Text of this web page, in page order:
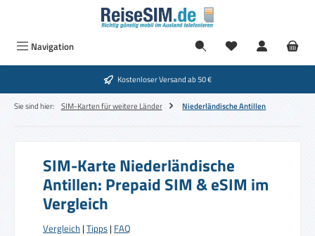
Zum Hauptinhalt springen
Navigation
Kostenloser Versand ab 50 €
Sie sind hier: SIM-Karten für weitere Länder Niederländische Antillen
SIM-Karte Niederländische
Antillen: Prepaid SIM & eSIM im
Vergleich
Vergleich | Tipps | FAQ